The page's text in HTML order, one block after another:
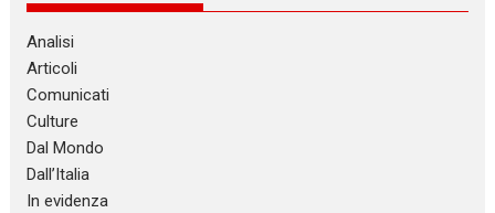
Analisi
Articoli
Comunicati
Culture
Dal Mondo
Dall’Italia
In evidenza